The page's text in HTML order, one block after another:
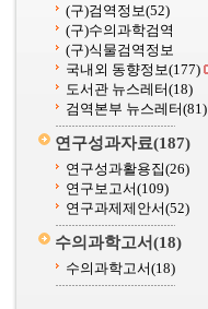
(구)검역정보(52)
(구)수의과학검역
(구)식물검역정보
국내외 동향정보(177)
도서관 뉴스레터(18)
검역본부 뉴스레터(81)
연구성과자료(187)
연구성과활용집(26)
연구보고서(109)
연구과제제안서(52)
수의과학고서(18)
수의과학고서(18)